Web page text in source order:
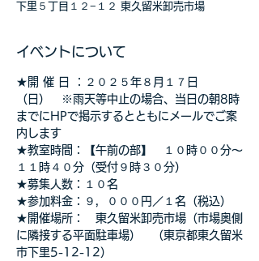
下里５丁目１２−１２ 東久留米卸売市場
イベントについて
★開 催 日 ：２０２５年８月１７日
（日）　※雨天等中止の場合、当日の朝8時
までにHPで掲示するとともにメールでご案
内します
★教室時間：【午前の部】　１０時００分～
１１時４０分（受付９時３０分）
★募集人数：１０名
★参加料金：９，０００円／１名（税込）
★開催場所：　東久留米卸売市場（市場奥側
に隣接する平面駐車場）　（東京都東久留米
市下里5-12-12）